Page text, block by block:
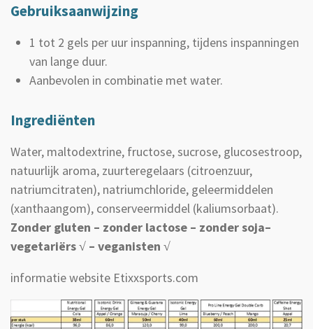
Gebruiksaanwijzing
1 tot 2 gels per uur inspanning, tijdens inspanningen
van lange duur.
Aanbevolen in combinatie met water.
Ingrediënten
Water, maltodextrine, fructose, sucrose, glucosestroop,
natuurlijk aroma, zuurteregelaars (citroenzuur,
natriumcitraten), natriumchloride, geleermiddelen
(xanthaangom), conserveermiddel (kaliumsorbaat).
Zonder gluten – zonder lactose – zonder soja–
vegetariërs √ – veganisten √
informatie website Etixxsports.com